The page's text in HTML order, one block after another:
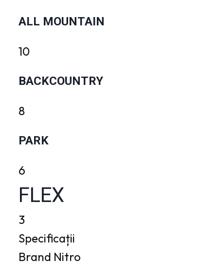
ALL MOUNTAIN
10
BACKCOUNTRY
8
PARK
6
FLEX
3
Specificații
Brand Nitro